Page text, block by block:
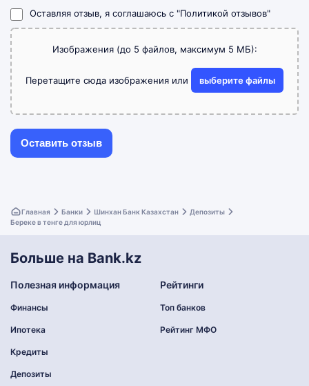
Оставляя отзыв, я соглашаюсь с "Политикой отзывов"
Изображения (до 5 файлов, максимум 5 МБ):
Перетащите сюда изображения или выберите файлы
Главная Банки Шинхан Банк Казахстан
Депозиты
Береке в тенге для юрлиц
Больше на Bank.kz
Полезная информация
Финансы
Ипотека
Кредиты
Депозиты
Рейтинги
Топ банков
Рейтинг МФО